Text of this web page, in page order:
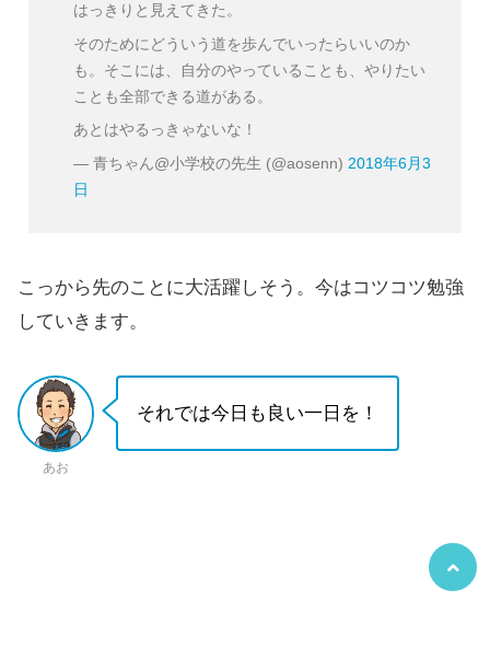
はっきりと見えてきた。
そのためにどういう道を歩んでいったらいいのか
も。そこには、自分のやっていることも、やりたい
ことも全部できる道がある。
あとはやるっきゃないな！
— 青ちゃん@小学校の先生 (@aosenn) 2018年6月3
日
こっから先のことに大活躍しそう。今はコツコツ勉強
していきます。
あお
それでは今日も良い一日を！